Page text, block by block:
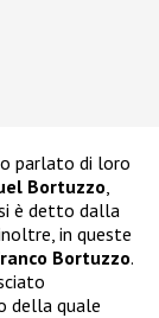
parlato di loro
Bortuzzo
è detto dalla
in queste
Bortuzzo.
della quale